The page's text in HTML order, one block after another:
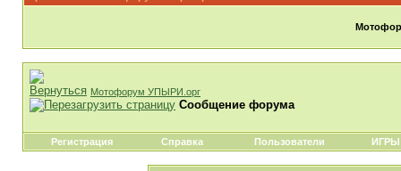
Мотофорум УПЫРИ.орг
Сообщение форума
Регистрация Справка Пользователи ИГРЫ